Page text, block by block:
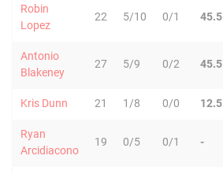
Robin
Lopez
22 5/10 0/1 45.5
Antonio
Blakeney
27 5/9 0/2 45.5
Kris Dunn 21 1/8 0/0 12.5
Ryan
Arcidiacono
19 0/5 0/1 -